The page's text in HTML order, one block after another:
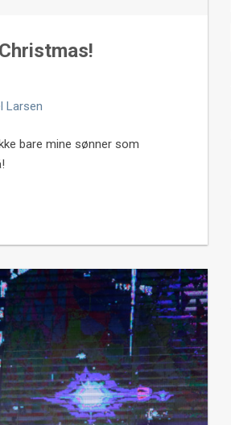
Larsen
bare mine sønner som